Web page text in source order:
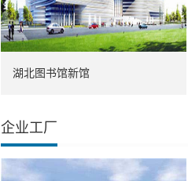
湖北图书馆新馆
企业工厂